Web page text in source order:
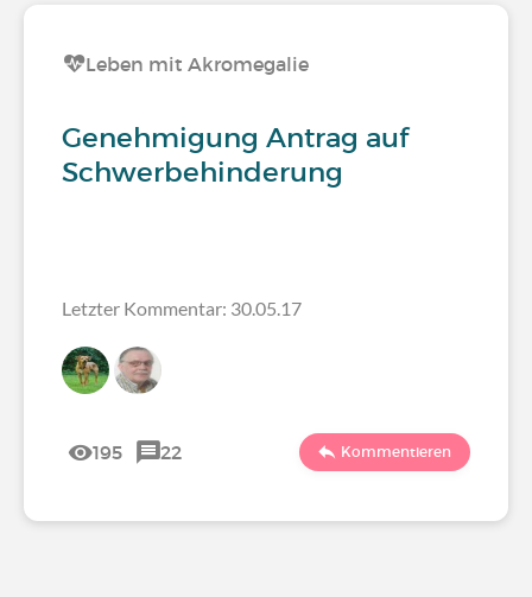
Leben mit Akromegalie
Genehmigung Antrag auf
Schwerbehinderung
Letzter Kommentar: 30.05.17
195 22 Kommentieren